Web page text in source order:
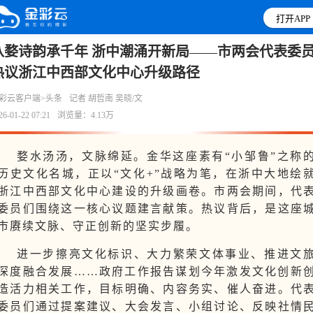
打开APP
婺诗韵承千年 浙中潮涌开新局——市两会代表委员
议浙江中西部文化中心升级路径
云客户端>头条
记者 胡哲南 吴晓/文
01-22 07:21
浏览量：4.13万
婺水汤汤，文脉绵延。金华这座素有“小邹鲁”之称的
史文化名城，正以“文化+”战略为笔，在浙中大地绘
江中西部文化中心建设的升级画卷。市两会期间，代表
员们围绕这一核心议题建言献策。热议背后，是这座
赓续文脉、守正创新的坚实步履。
进一步擦亮文化标识、大力繁荣文体事业、推进文
度融合发展……政府工作报告谋划今年激发文化创新创
活力相关工作，目标明确、内容务实、催人奋进。代表
员们通过提案建议、大会发言、小组讨论、反映社情民